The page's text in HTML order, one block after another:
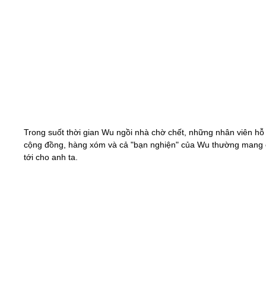
Trong suốt thời gian Wu ngồi nhà chờ chết, những nhân viên
cộng đồng, hàng xóm và cả "bạn nghiện" của Wu thường mang
tới cho anh ta.